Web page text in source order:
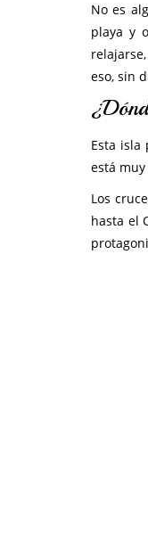
No es
playa y
eso, sin
Esta isla
está
Los
hasta el